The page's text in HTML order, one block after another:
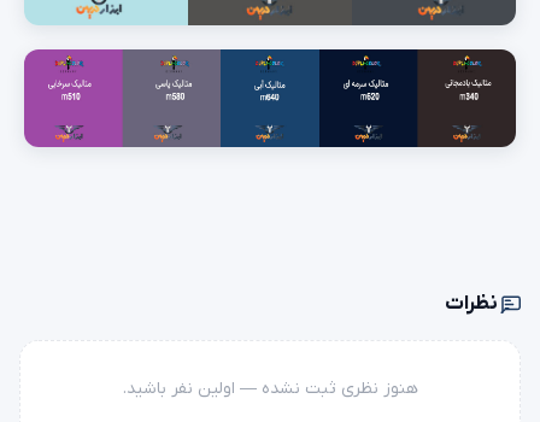
نظرات
هنوز نظری ثبت نشده — اولین نفر باشید.